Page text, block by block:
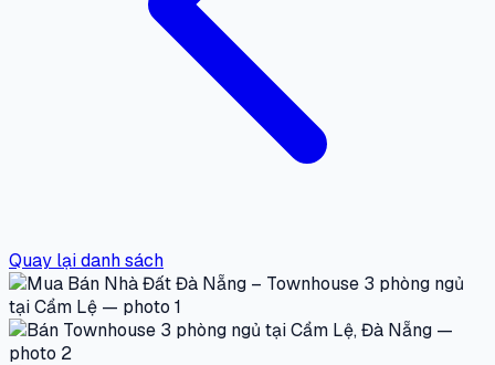
Quay lại danh sách